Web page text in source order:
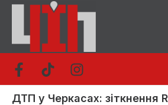
Перейти
вмісту
ДТП у Черкасах: зіткнення